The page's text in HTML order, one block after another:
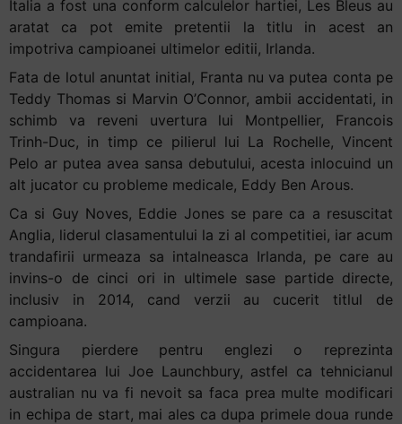
Italia a fost una conform calculelor hartiei, Les Bleus au
aratat ca pot emite pretentii la titlu in acest an
impotriva campioanei ultimelor editii, Irlanda.
Fata de lotul anuntat initial, Franta nu va putea conta pe
Teddy Thomas si Marvin O’Connor, ambii accidentati, in
schimb va reveni uvertura lui Montpellier, Francois
Trinh-Duc, in timp ce pilierul lui La Rochelle, Vincent
Pelo ar putea avea sansa debutului, acesta inlocuind un
alt jucator cu probleme medicale, Eddy Ben Arous.
Ca si Guy Noves, Eddie Jones se pare ca a resuscitat
Anglia, liderul clasamentului la zi al competitiei, iar acum
trandafirii urmeaza sa intalneasca Irlanda, pe care au
invins-o de cinci ori in ultimele sase partide directe,
inclusiv in 2014, cand verzii au cucerit titlul de
campioana.
Singura pierdere pentru englezi o reprezinta
accidentarea lui Joe Launchbury, astfel ca tehnicianul
australian nu va fi nevoit sa faca prea multe modificari
in echipa de start, mai ales ca dupa primele doua runde